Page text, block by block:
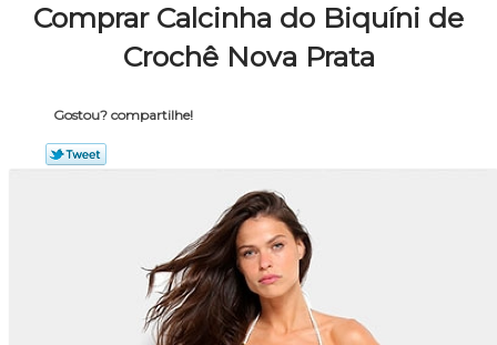
Comprar Calcinha do Biquíni de
Crochê Nova Prata
Gostou? compartilhe!